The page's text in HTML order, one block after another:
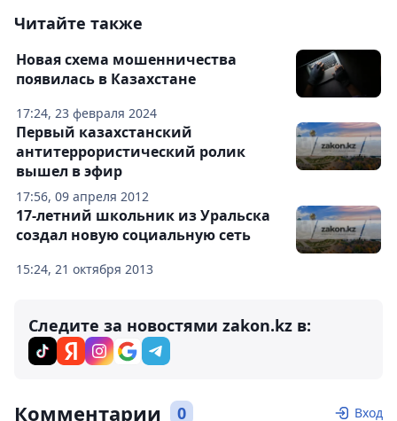
Читайте также
17:24, 23 февраля 2024
Новая схема мошенничества
появилась в Казахстане
17:56, 09 апреля 2012
Первый казахстанский
антитеррористический ролик
вышел в эфир
15:24, 21 октября 2013
17-летний школьник из Уральска
создал новую социальную сеть
Следите за новостями zakon.kz в:
Комментарии 0 Вход